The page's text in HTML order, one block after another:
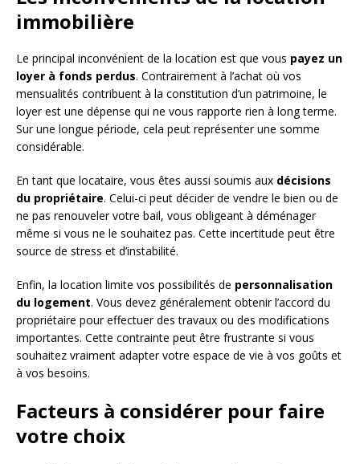
immobilière
Le principal inconvénient de la location est que vous payez un
loyer à fonds perdus. Contrairement à l’achat où vos
mensualités contribuent à la constitution d’un patrimoine, le
loyer est une dépense qui ne vous rapporte rien à long terme.
Sur une longue période, cela peut représenter une somme
considérable.
En tant que locataire, vous êtes aussi soumis aux décisions
du propriétaire. Celui-ci peut décider de vendre le bien ou de
ne pas renouveler votre bail, vous obligeant à déménager
même si vous ne le souhaitez pas. Cette incertitude peut être
source de stress et d’instabilité.
Enfin, la location limite vos possibilités de personnalisation
du logement. Vous devez généralement obtenir l’accord du
propriétaire pour effectuer des travaux ou des modifications
importantes. Cette contrainte peut être frustrante si vous
souhaitez vraiment adapter votre espace de vie à vos goûts et
à vos besoins.
Facteurs à considérer pour faire
votre choix